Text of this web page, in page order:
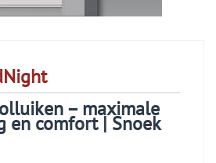
– maximale
en comfort | Snoek